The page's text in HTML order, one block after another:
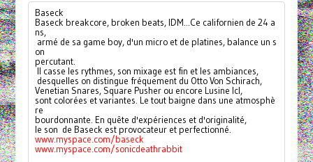
Baseck
Baseck breakcore, broken beats, IDM...Ce californien de 24 a
ns,
on
percutant.
Il casse les rythmes, son mixage est fin et les ambiances,
desquelles on distingue fréquement du Otto Von Schirach,
Venetian Snares, Square Pusher ou encore Lusine Icl,
sont colorées et variantes. Le tout baigne dans une atmosphè
re
bourdonnante. En quête d'expériences et d'originalité,
le son  de Baseck est provocateur et perfectionné.
www.myspace.com/baseck
www.myspace.com/sonicdeathrabbit